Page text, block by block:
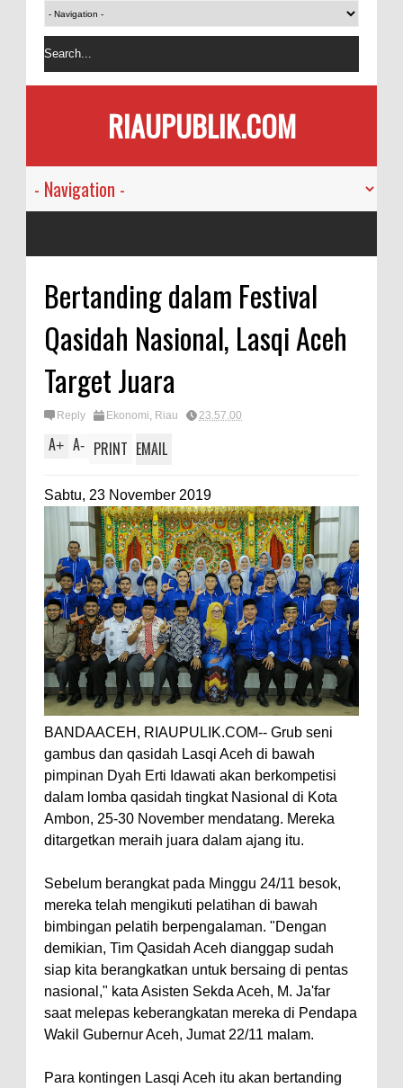
RIAUPUBLIK.COM
Bertanding dalam Festival
Qasidah Nasional, Lasqi Aceh
Target Juara
Reply Ekonomi, Riau 23.57.00
A+ A- PRINT EMAIL
Sabtu, 23 November 2019
BANDAACEH, RIAUPULIK.COM-- Grub seni
gambus dan qasidah Lasqi Aceh di bawah
pimpinan Dyah Erti Idawati akan berkompetisi
dalam lomba qasidah tingkat Nasional di Kota
Ambon, 25-30 November mendatang. Mereka
ditargetkan meraih juara dalam ajang itu.
Sebelum berangkat pada Minggu 24/11 besok,
mereka telah mengikuti pelatihan di bawah
bimbingan pelatih berpengalaman. "Dengan
demikian, Tim Qasidah Aceh dianggap sudah
siap kita berangkatkan untuk bersaing di pentas
nasional," kata Asisten Sekda Aceh, M. Ja'far
saat melepas keberangkatan mereka di Pendapa
Wakil Gubernur Aceh, Jumat 22/11 malam.
Para kontingen Lasqi Aceh itu akan bertanding